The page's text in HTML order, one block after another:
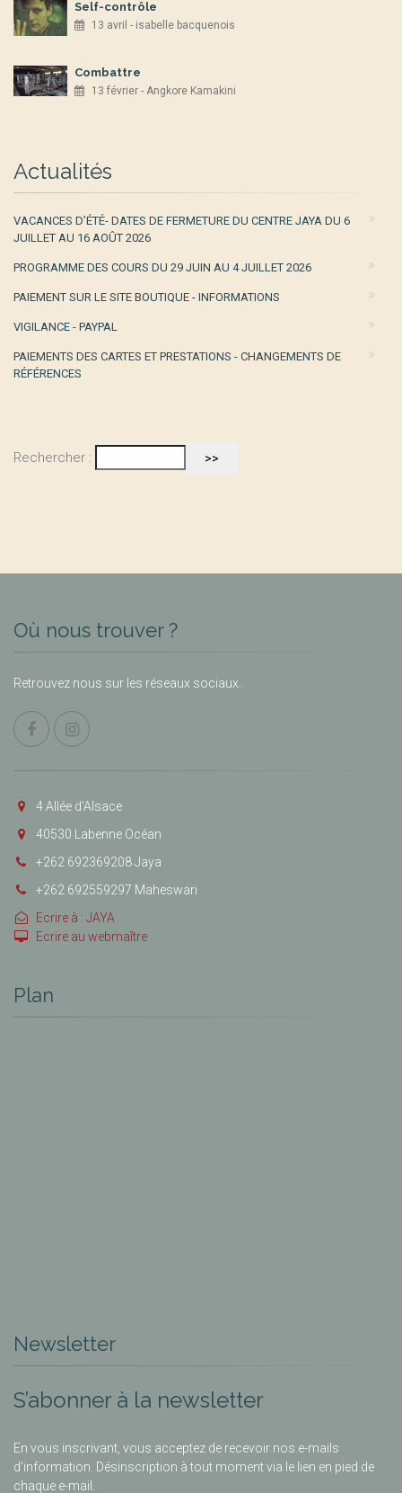
Self-contrôle
13 avril - isabelle bacquenois
Combattre
13 février - Angkore Kamakini
Actualités
VACANCES D’ÉTÉ- DATES DE FERMETURE DU CENTRE JAYA DU 6
JUILLET AU 16 AOÛT 2026
PROGRAMME DES COURS DU 29 JUIN AU 4 JUILLET 2026
PAIEMENT SUR LE SITE BOUTIQUE - INFORMATIONS
VIGILANCE - PAYPAL
PAIEMENTS DES CARTES ET PRESTATIONS - CHANGEMENTS DE
RÉFÉRENCES
Rechercher :
Où nous trouver ?
Retrouvez nous sur les réseaux sociaux.
4 Allée d’Alsace
40530 Labenne Océan
+262 692369208 Jaya
+262 692559297 Maheswari
Ecrire à : JAYA
Ecrire au webmaître
Plan
Newsletter
S’abonner à la newsletter
En vous inscrivant, vous acceptez de recevoir nos e-mails
d’information. Désinscription à tout moment via le lien en pied de
chaque e-mail.